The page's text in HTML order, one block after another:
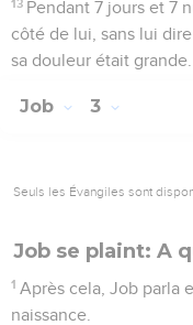
13 Pendant 7 jours et 7
côté de lui, sans lui
sa douleur était grande.
Job 3
Seuls les Évangiles sont
Job se plaint: A
1 Après cela, Job parla
naissance.